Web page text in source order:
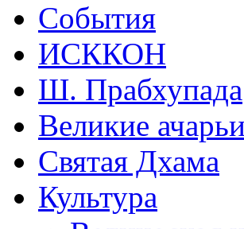
События
ИСККОН
Ш. Прабхупада
Великие ачарьи
Святая Дхама
Культура